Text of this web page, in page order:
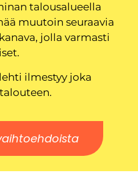
talousalueella
muutoin seuraavia
jolla varmasti
ilmestyy joka